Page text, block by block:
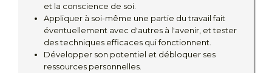
et la conscience de soi.
Appliquer à soi-même une partie du travail fait
éventuellement avec d'autres à l'avenir, et tester
des techniques efficaces qui fonctionnent.
Développer son potentiel et débloquer ses
ressources personnelles.